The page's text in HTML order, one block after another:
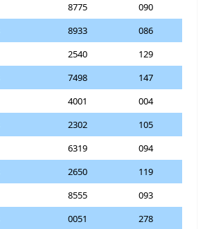
8775
090
8933
086
2540
129
7498
147
4001
004
2302
105
6319
094
2650
119
8555
093
0051
278